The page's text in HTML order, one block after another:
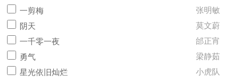
一剪梅
张明敏
阴天
莫文蔚
一千零一夜
邰正宵
勇气
梁静茹
星光依旧灿烂
小虎队